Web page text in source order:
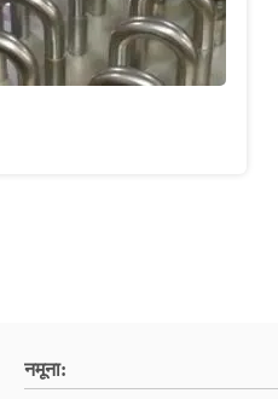
नमूना: